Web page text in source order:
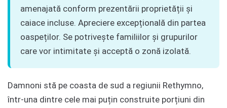
amenajată conform prezentării proprietății și
caiace incluse. Apreciere excepțională din partea
oaspeților. Se potrivește familiilor și grupurilor
care vor intimitate și acceptă o zonă izolată.
Damnoni stă pe coasta de sud a regiunii Rethymno,
într-una dintre cele mai puțin construite porțiuni din